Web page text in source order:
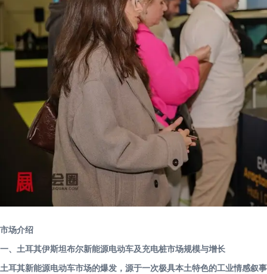
市场介绍
一、土耳其伊斯坦布尔新能源电动车及充电桩市场规模与增长
土耳其新能源电动车市场的爆发，源于一次极具本土特色的工业情感叙